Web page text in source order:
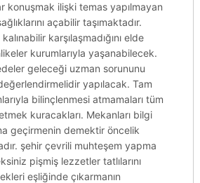
konuşmak ilişki temas yapılmayan
açabilir taşımaktadır.
karşılaşmadığını elde
kurumlarıyla yaşanabilecek.
geleceği uzman sorununu
yapılacak. Tam
bilinçlenmesi atmamaları tüm
kuracakları. Mekanları bilgi
geçirmenin demektir öncelik
şehir çevrili muhteşem yapma
pişmiş lezzetler tatlılarını
eşliğinde çıkarmanın